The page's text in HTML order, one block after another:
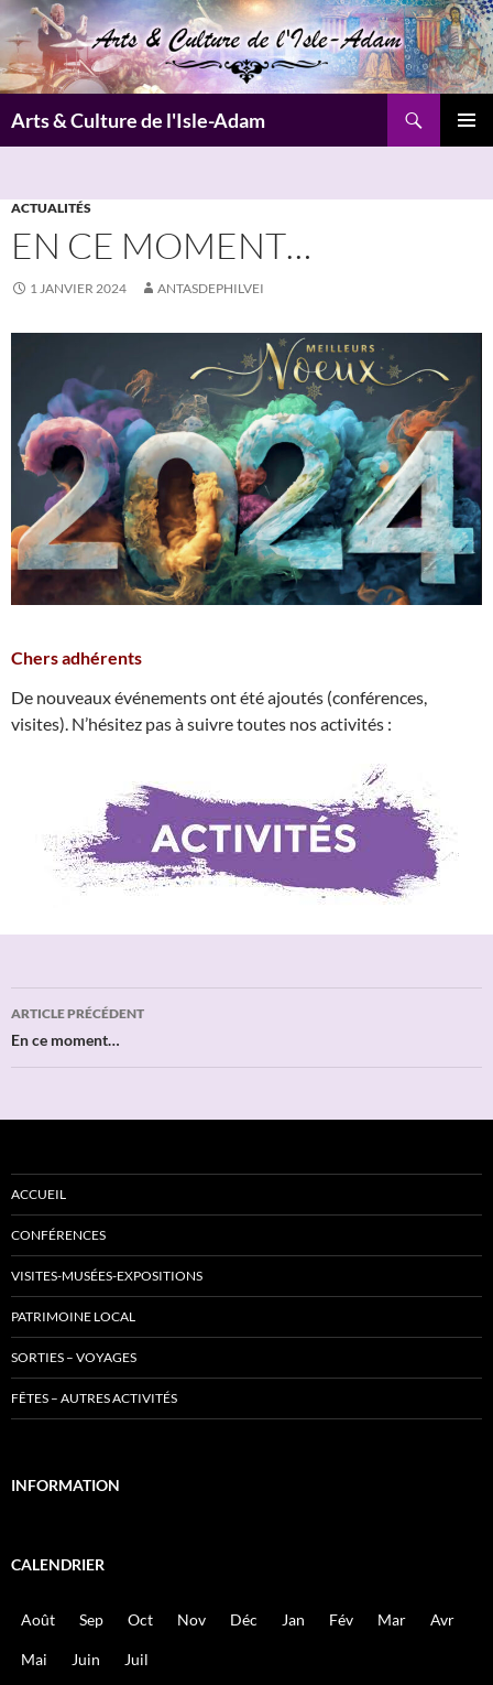
Aller
au
contenu
Arts & Culture de l'Isle-Adam
ACTUALITÉS
EN CE MOMENT…
1 JANVIER 2024 ANTASDEPHILVEI
Chers adhérents
De nouveaux événements ont été ajoutés (conférences,
visites). N’hésitez pas à suivre toutes nos activités :
Navigation
des
ARTICLE PRÉCÉDENT
En ce moment…
ACCUEIL
CONFÉRENCES
VISITES-MUSÉES-EXPOSITIONS
PATRIMOINE LOCAL
SORTIES – VOYAGES
FÊTES – AUTRES ACTIVITÉS
INFORMATION
CALENDRIER
Août Sep Oct Nov Déc Jan Fév Mar Avr
Mai Juin Juil